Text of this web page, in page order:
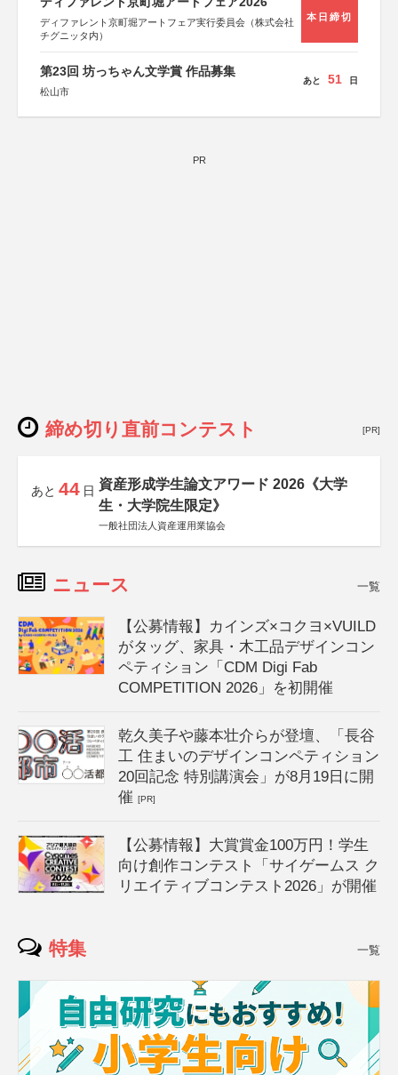
ディファレント京町堀アートフェア実行委員会（株式会社
チグニッタ内）
本日締切
第23回 坊っちゃん文学賞 作品募集
松山市
あと 51 日
PR
締め切り直前コンテスト [PR]
あと 44 日 資産形成学生論文アワード 2026《大学
生・大学院生限定》
一般社団法人資産運用業協会
ニュース 一覧
【公募情報】カインズ×コクヨ×VUILD
がタッグ、家具・木工品デザインコン
ペティション「CDM Digi Fab
COMPETITION 2026」を初開催
乾久美子や藤本壮介らが登壇、「長谷
工 住まいのデザインコンペティション
20回記念 特別講演会」が8月19日に開
催[PR]
【公募情報】大賞賞金100万円！学生
向け創作コンテスト「サイゲームス ク
リエイティブコンテスト2026」が開催
特集 一覧